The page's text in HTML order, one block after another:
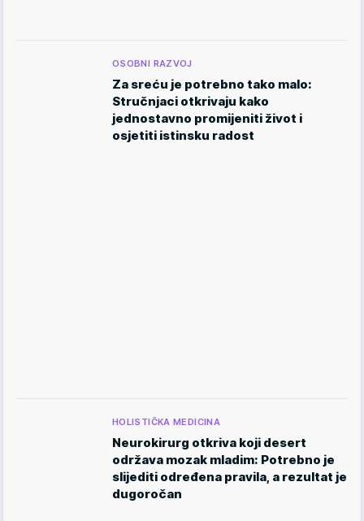
OSOBNI RAZVOJ
Za sreću je potrebno tako malo:
Stručnjaci otkrivaju kako
jednostavno promijeniti život i
osjetiti istinsku radost
HOLISTIČKA MEDICINA
Neurokirurg otkriva koji desert
održava mozak mladim: Potrebno je
slijediti određena pravila, a rezultat je
dugoročan